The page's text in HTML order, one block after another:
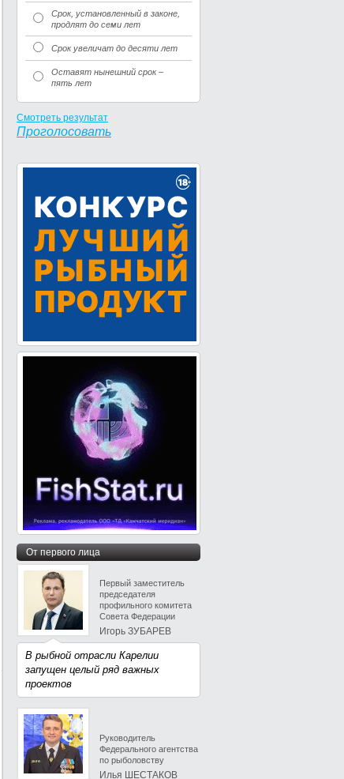
Срок, установленный в законе,
продлят до семи лет
Срок увеличат до десяти лет
Оставят нынешний срок –
пять лет
Смотреть результат
Проголосовать
От первого лица
Первый заместитель
председателя
профильного комитета
Совета Федерации
Игорь ЗУБАРЕВ
В рыбной отрасли Карелии
запущен целый ряд важных
проектов
Руководитель
Федерального агентства
по рыболовству
Илья ШЕСТАКОВ